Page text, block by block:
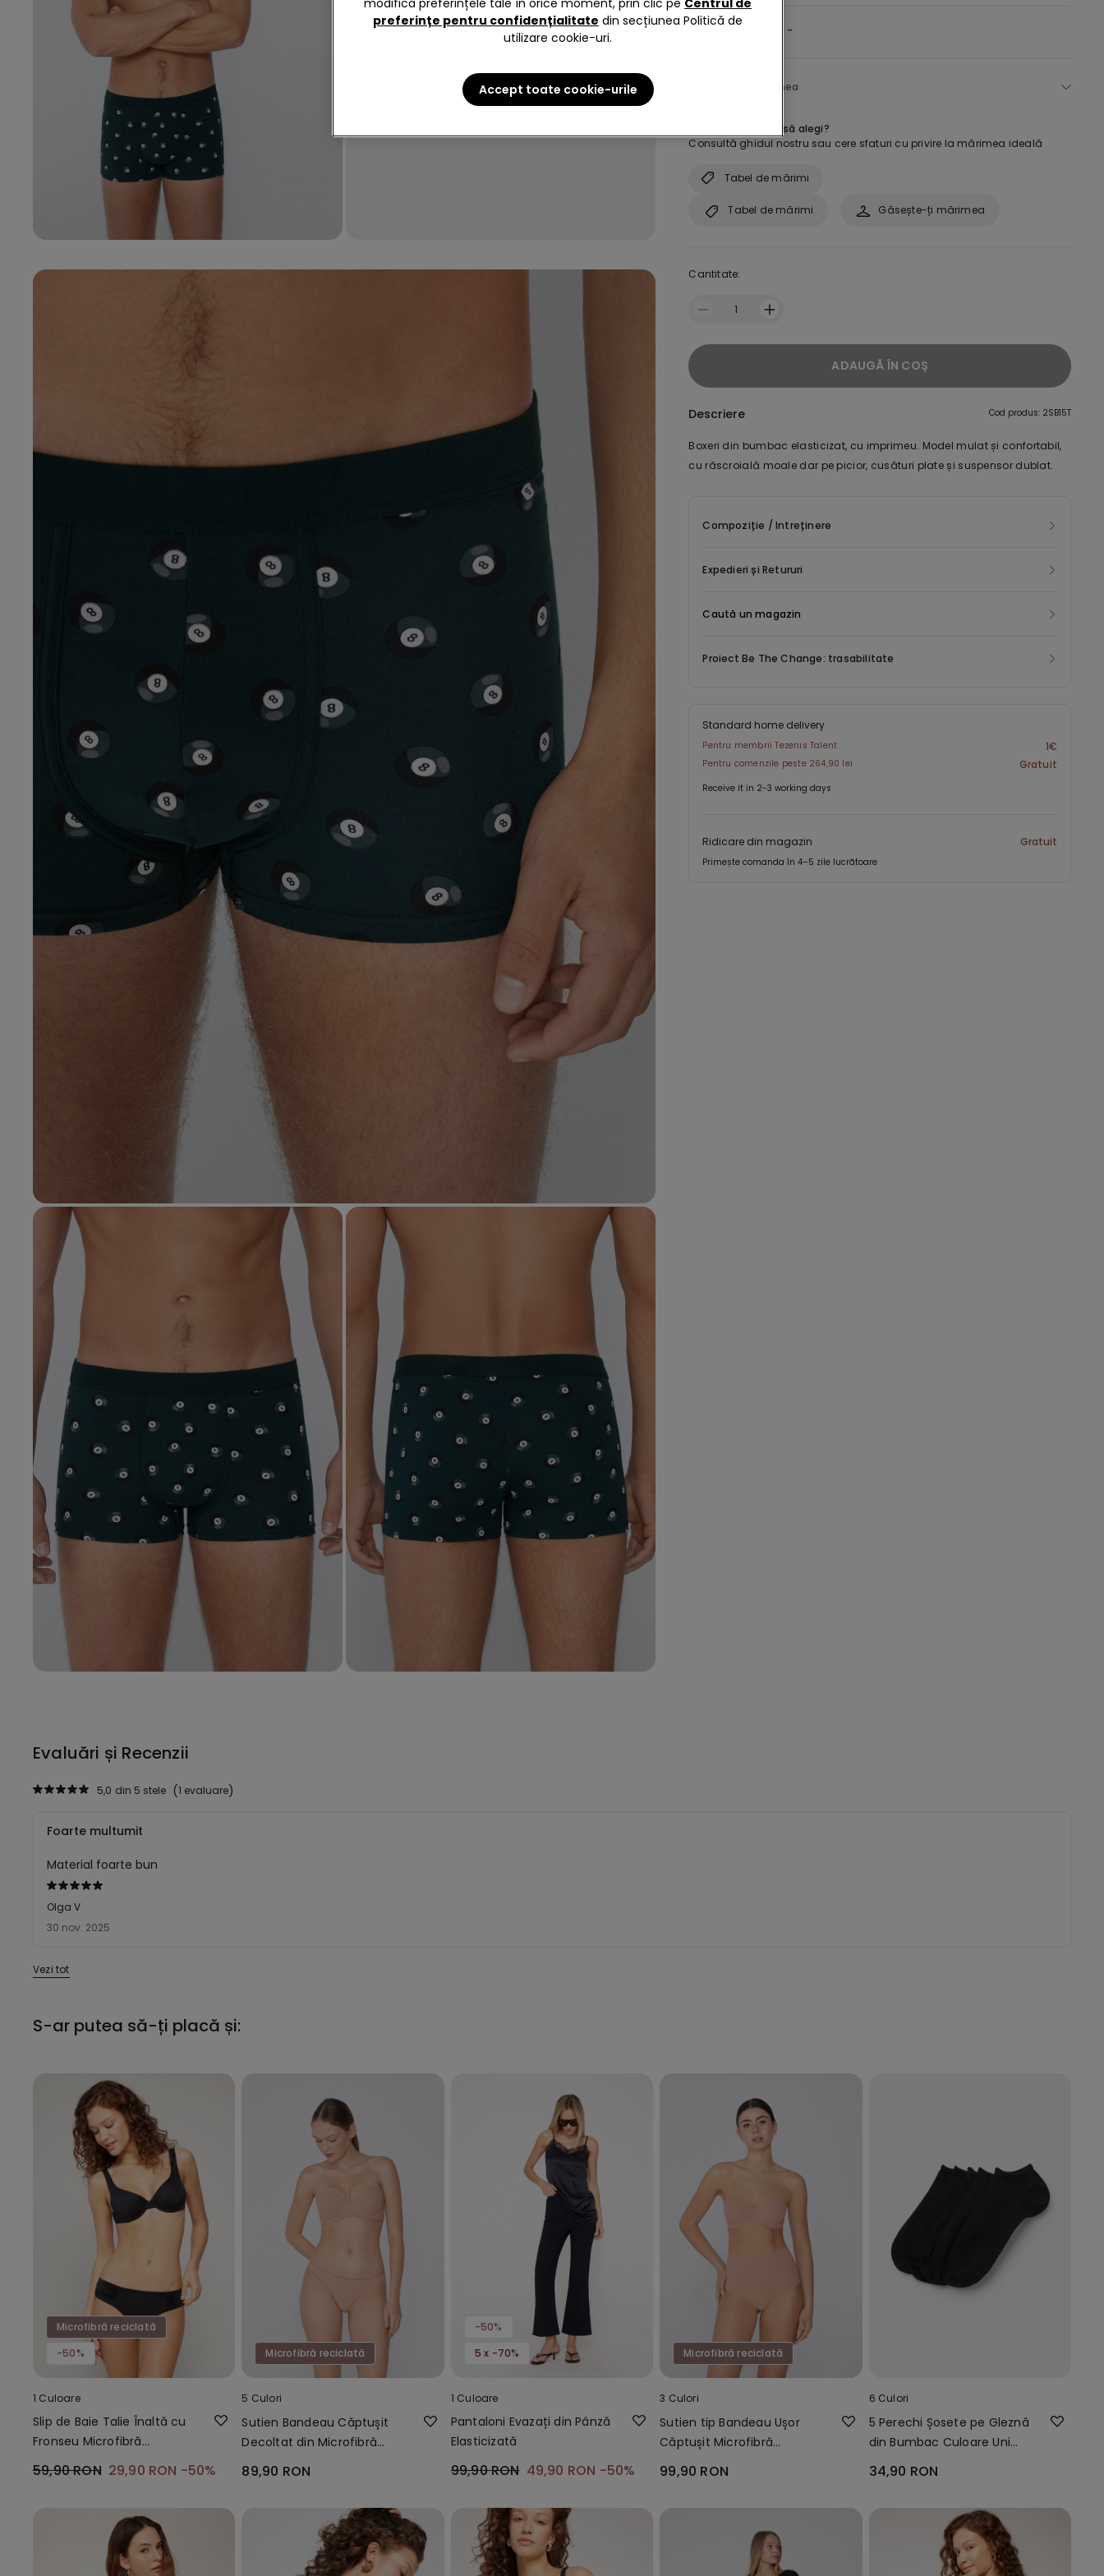
-
Alege mărimea
Nu știi ce mărime să alegi?
Consultă ghidul nostru sau cere sfaturi cu privire la mărimea ideală
Tabel de mărimi
Găsește-ți mărimea
Tabel de mărimi
Cantitate:
1
ADAUGĂ ÎN COȘ
Descriere Cod produs: 2SB15T
Boxeri din bumbac elasticizat, cu imprimeu. Model mulat și confortabil,
cu răscroială moale dar pe picior, cusături plate și suspensor dublat.
Compoziție / Intreținere
Expedieri și Retururi
Caută un magazin
Proiect Be The Change: trasabilitate
Standard home delivery
Pentru membrii Tezenis Talent 1€
Pentru comenzile peste 264,90 lei Gratuit
Receive it in 2-3 working days
Ridicare din magazin Gratuit
Primește comanda în 4–5 zile lucrătoare
Evaluări și Recenzii
1 evaluare
5,0 din 5 stele
Evaluat
5
din
Foarte multumit
Material foarte bun
30 nov. 2025
Olga V
Vezi tot
S-ar putea să-ți placă și:
Microfibră reciclată
-50%
1 Culoare
Slip de Baie Talie Înaltă cu
Fronseu Microfibră
59,90 RON 29,90 RON -50%
Microfibră reciclată
5 Culori
Sutien Bandeau Căptușit
Decoltat din Microfibră
89,90 RON
-50%
5 x -70%
1 Culoare
Pantaloni Evazați din Pânză
Elasticizată
99,90 RON 49,90 RON -50%
Microfibră reciclată
3 Culori
Sutien tip Bandeau Ușor
Căptușit Microfibră
99,90 RON
6 Culori
5 Perechi Șosete pe Gleznă
din Bumbac Culoare Uni
34,90 RON
modifica preferințele tale în orice moment, prin clic pe Centrul de
preferințe pentru confidențialitate din secțiunea Politică de
utilizare cookie-uri.
Accept toate cookie-urile